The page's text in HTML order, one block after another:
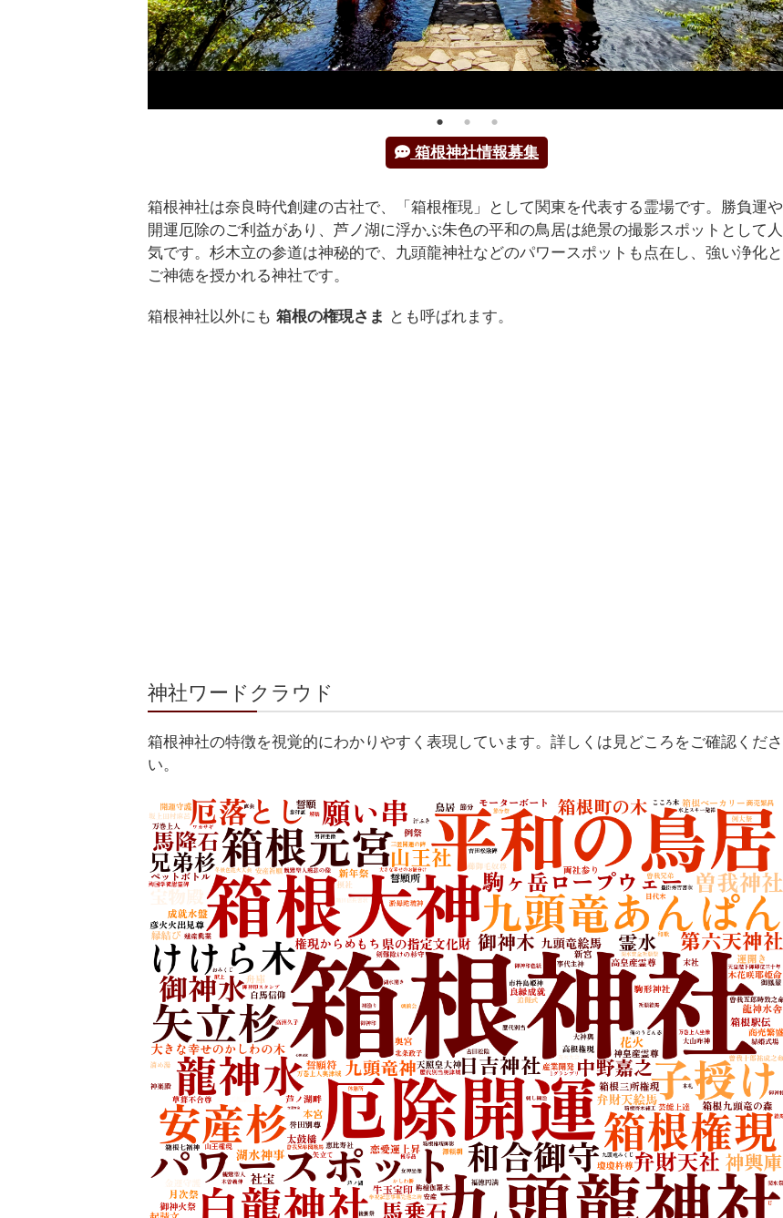
箱根神社情報募集
箱根神社は奈良時代創建の古社で、「箱根権現」として関東を代表する霊場です。勝負運や
開運厄除のご利益があり、芦ノ湖に浮かぶ朱色の平和の鳥居は絶景の撮影スポットとして人
気です。杉木立の参道は神秘的で、九頭龍神社などのパワースポットも点在し、強い浄化と
ご神徳を授かれる神社です。
箱根神社以外にも 箱根の権現さま とも呼ばれます。
神社ワードクラウド
箱根神社の特徴を視覚的にわかりやすく表現しています。詳しくは見どころをご確認くださ
い。